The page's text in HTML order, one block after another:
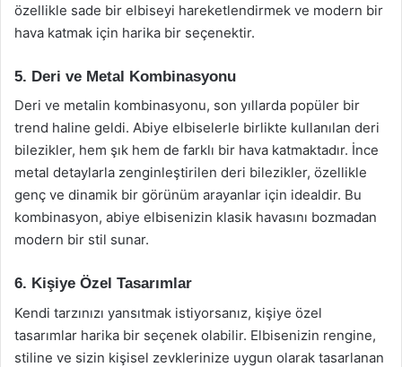
özellikle sade bir elbiseyi hareketlendirmek ve modern bir
hava katmak için harika bir seçenektir.
5. Deri ve Metal Kombinasyonu
Deri ve metalin kombinasyonu, son yıllarda popüler bir
trend haline geldi. Abiye elbiselerle birlikte kullanılan deri
bilezikler, hem şık hem de farklı bir hava katmaktadır. İnce
metal detaylarla zenginleştirilen deri bilezikler, özellikle
genç ve dinamik bir görünüm arayanlar için idealdir. Bu
kombinasyon, abiye elbisenizin klasik havasını bozmadan
modern bir stil sunar.
6. Kişiye Özel Tasarımlar
Kendi tarzınızı yansıtmak istiyorsanız, kişiye özel
tasarımlar harika bir seçenek olabilir. Elbisenizin rengine,
stiline ve sizin kişisel zevklerinize uygun olarak tasarlanan